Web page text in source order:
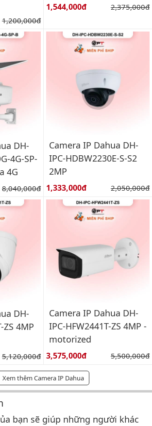
Giá gốc:
1,200,000đ
Giá bán:
1,544,000đ Giá gốc:
2,375,000đ
DH-
4G-SP-
4G
Giá gốc:
8,040,000đ
Camera IP Dahua DH-
IPC-HDBW2230E-S-S2
2MP
Giá bán:
1,333,000đ Giá gốc:
2,050,000đ
DH-
ZS 4MP
Giá gốc:
5,120,000đ
Camera IP Dahua DH-
IPC-HFW2441T-ZS 4MP -
motorized
Giá bán:
3,575,000đ Giá gốc:
5,500,000đ
Xem thêm Camera IP Dahua
& Đánh giá
bạn sẽ giúp những người khác